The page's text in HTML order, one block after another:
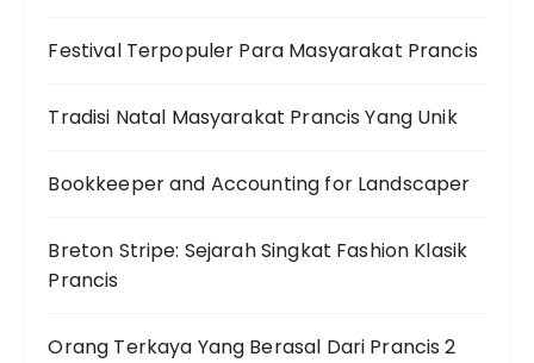
Festival Terpopuler Para Masyarakat Prancis
Tradisi Natal Masyarakat Prancis Yang Unik
Bookkeeper and Accounting for Landscaper
Breton Stripe: Sejarah Singkat Fashion Klasik
Prancis
Orang Terkaya Yang Berasal Dari Prancis 2